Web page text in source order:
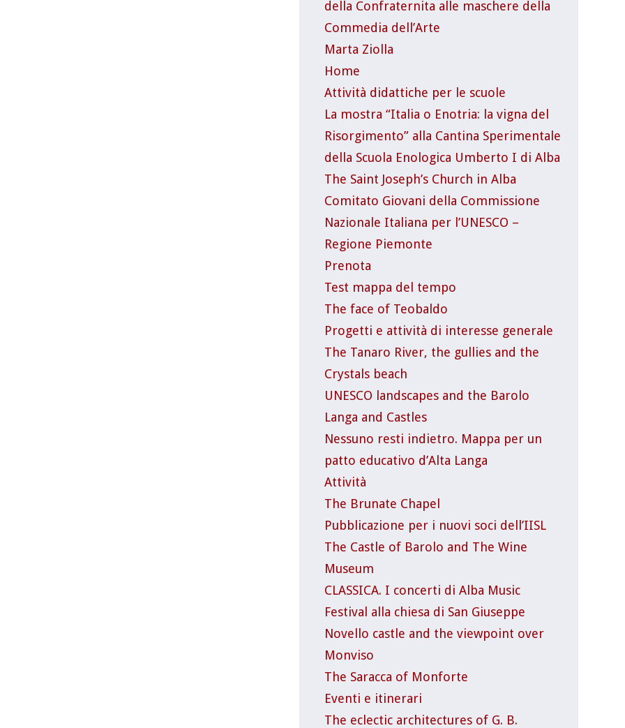
della Confraternita alle maschere della
Commedia dell’Arte
Marta Ziolla
Home
Attività didattiche per le scuole
La mostra “Italia o Enotria: la vigna del
Risorgimento” alla Cantina Sperimentale
della Scuola Enologica Umberto I di Alba
The Saint Joseph’s Church in Alba
Comitato Giovani della Commissione
Nazionale Italiana per l’UNESCO –
Regione Piemonte
Prenota
Test mappa del tempo
The face of Teobaldo
Progetti e attività di interesse generale
The Tanaro River, the gullies and the
Crystals beach
UNESCO landscapes and the Barolo
Langa and Castles
Nessuno resti indietro. Mappa per un
patto educativo d’Alta Langa
Attività
The Brunate Chapel
Pubblicazione per i nuovi soci dell’IISL
The Castle of Barolo and The Wine
Museum
CLASSICA. I concerti di Alba Music
Festival alla chiesa di San Giuseppe
Novello castle and the viewpoint over
Monviso
The Saracca of Monforte
Eventi e itinerari
The eclectic architectures of G. B.